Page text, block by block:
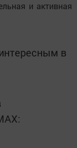
и активная
в